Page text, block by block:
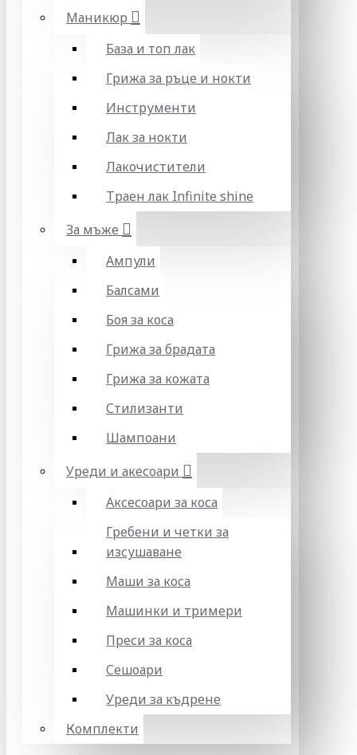
Маникюр
База и топ лак
Грижа за ръце и нокти
Инструменти
Лак за нокти
Лакочистители
Траен лак Infinite shine
За мъже
Ампули
Балсами
Боя за коса
Грижа за брадата
Грижа за кожата
Стилизанти
Шампоани
Уреди и акесоари
Аксесоари за коса
Гребени и четки за
изсушаване
Маши за коса
Машинки и тримери
Преси за коса
Сешоари
Уреди за къдрене
Комплекти